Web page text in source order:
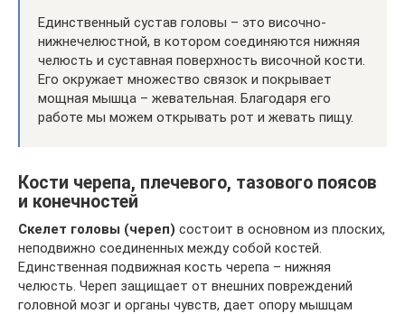
Единственный сустав головы – это височно-
нижнечелюстной, в котором соединяются нижняя
челюсть и суставная поверхность височной кости.
Его окружает множество связок и покрывает
мощная мышца – жевательная. Благодаря его
работе мы можем открывать рот и жевать пищу.
Кости черепа, плечевого, тазового поясов
и конечностей
Скелет головы (череп) состоит в основном из плоских,
неподвижно соединенных между собой костей.
Единственная подвижная кость черепа – нижняя
челюсть. Череп защищает от внешних повреждений
головной мозг и органы чувств, дает опору мышцам